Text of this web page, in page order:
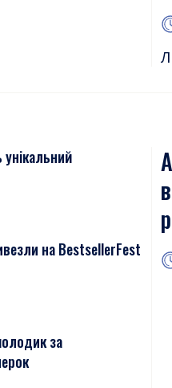
на BestsellerFest
за